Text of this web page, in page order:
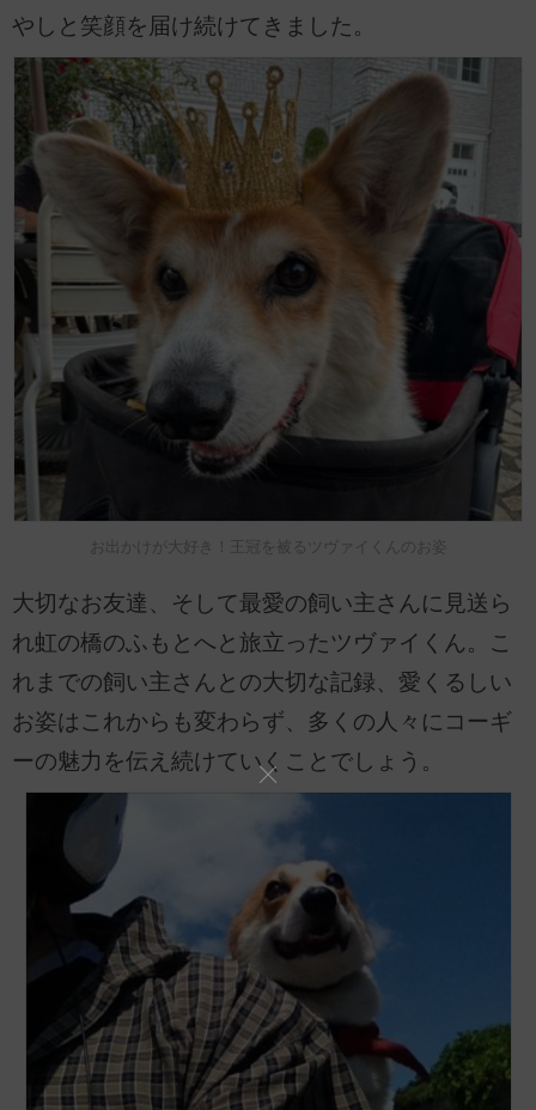
やしと笑顔を届け続けてきました。
お出かけが大好き！王冠を被るツヴァイくんのお姿
大切なお友達、そして最愛の飼い主さんに見送ら
れ虹の橋のふもとへと旅立ったツヴァイくん。こ
れまでの飼い主さんとの大切な記録、愛くるしい
お姿はこれからも変わらず、多くの人々にコーギ
ーの魅力を伝え続けていくことでしょう。